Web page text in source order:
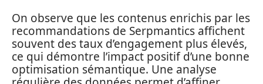
On observe que les contenus enrichis par les
recommandations de Serpmantics affichent
souvent des taux d’engagement plus élevés,
ce qui démontre l’impact positif d’une bonne
optimisation sémantique. Une analyse